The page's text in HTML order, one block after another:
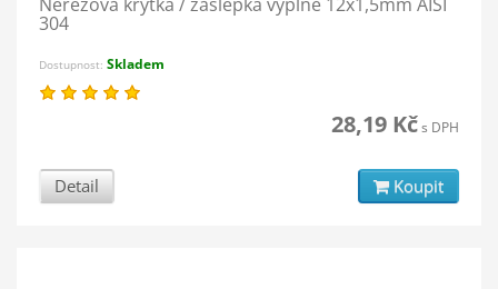
304
Dostupnost: Skladem
28,19 Kčs DPH
Detail Koupit